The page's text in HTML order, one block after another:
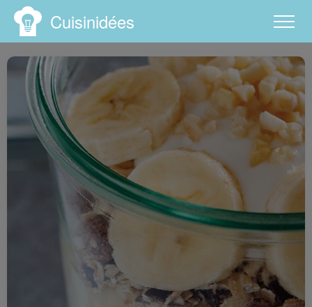
Cuisinidées